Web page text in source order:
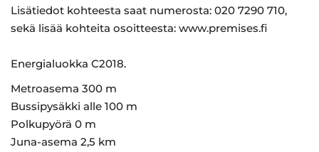
Lisätiedot kohteesta saat numerosta: 020 7290 710,
sekä lisää kohteita osoitteesta: www.premises.fi
Energialuokka C2018.
Metroasema 300 m
Bussipysäkki alle 100 m
Polkupyörä 0 m
Juna-asema 2,5 km